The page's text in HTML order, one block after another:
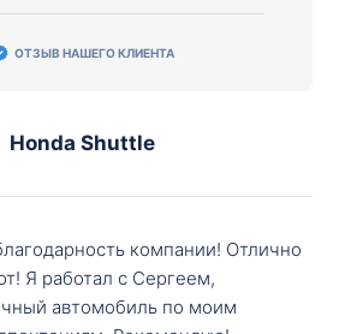
ОТЗЫВ НАШЕГО КЛИЕНТА
Honda Shuttle
компании! Отлично
Я работал с Сергеем,
автомобиль по моим